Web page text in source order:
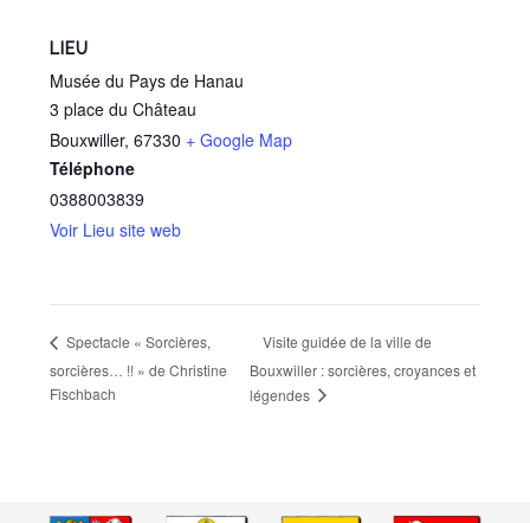
LIEU
Musée du Pays de Hanau
3 place du Château
Bouxwiller, 67330 + Google Map
Téléphone
0388003839
Voir Lieu site web
Spectacle « Sorcières,
sorcières… !! » de Christine
Fischbach
Visite guidée de la ville de
Bouxwiller : sorcières, croyances et
légendes